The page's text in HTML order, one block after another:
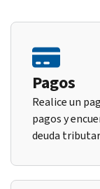
Pagos
Realice un
pagos y
deuda